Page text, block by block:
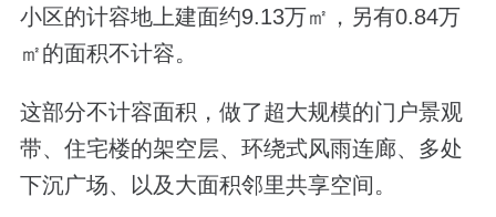
小区的计容地上建面约9.13万㎡，另有0.84万
㎡的面积不计容。
这部分不计容面积，做了超大规模的门户景观
带、住宅楼的架空层、环绕式风雨连廊、多处
下沉广场、以及大面积邻里共享空间。